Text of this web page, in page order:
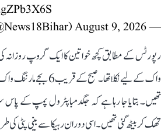
— News18 Bihar (@News18Bihar)
August 9, 2026
رپورٹس کے مطابق کچھ خواتین کا ایک گروپ روزانہ
واک کے لیے نکلا تھا۔ صبح
تھیں۔ بتایا جا رہا ہے کہ جگدمبا پٹرول پمپ کے
تھک کر بیٹھ گئی تھیں۔ اسی دوران رہیکا سے بینی پٹی